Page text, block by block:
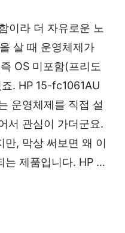
이라 더 자유로운 노
살 때 운영체제가
OS 미포함(프리도
. HP 15-fc1061AU
운영체제를 직접 설
서 관심이 가더군요.
만, 막상 써보면 왜 이
는 제품입니다. HP …